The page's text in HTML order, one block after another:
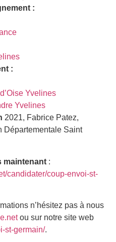
:
:
Yvelines
Yvelines
2021, Fabrice Patez,
Départementale Saint
maintenant :
candidater/coup-envoi-st-
n’hésitez pas à nous
ou sur notre site web
st-germain/.